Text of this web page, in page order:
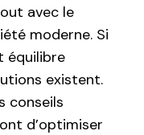
avec le
moderne. Si
équilibre
existent.
conseils
d’optimiser